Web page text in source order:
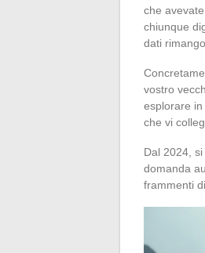
che
chiunque
dati
vostro
esplorare
che vi
Dal 2024,
domanda
frammenti